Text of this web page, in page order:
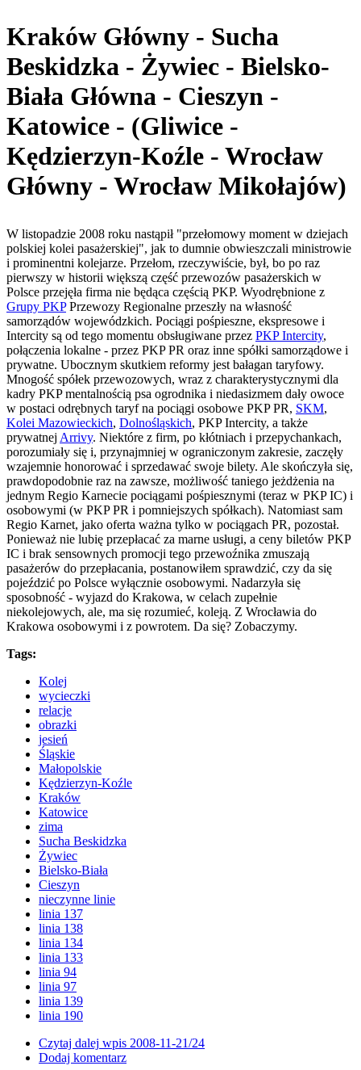
Kraków Główny - Sucha
Beskidzka - Żywiec - Bielsko-
Biała Główna - Cieszyn -
Katowice - (Gliwice -
Kędzierzyn-Koźle - Wrocław
Główny - Wrocław Mikołajów)
W listopadzie 2008 roku nastąpił "przełomowy moment w dziejach
polskiej kolei pasażerskiej", jak to dumnie obwieszczali ministrowie
i prominentni kolejarze. Przełom, rzeczywiście, był, bo po raz
pierwszy w historii większą część przewozów pasażerskich w
Polsce przejęła firma nie będąca częścią PKP. Wyodrębnione z
Grupy PKPPrzewozy Regionalne przeszły na własność
samorządów wojewódzkich. Pociągi pośpieszne, ekspresowe i
Intercity są od tego momentu obsługiwane przez PKP Intercity,
połączenia lokalne - przez PKP PR oraz inne spółki samorządowe i
prywatne. Ubocznym skutkiem reformy jest bałagan taryfowy.
Mnogość spółek przewozowych, wraz z charakterystycznymi dla
kadry PKP mentalnością psa ogrodnika i niedasizmem dały owoce
w postaci odrębnych taryf na pociągi osobowe PKP PR, SKM,
Kolei Mazowieckich, Dolnośląskich, PKP Intercity, a także
prywatnej Arrivy. Niektóre z firm, po kłótniach i przepychankach,
porozumiały się i, przynajmniej w ograniczonym zakresie, zaczęły
wzajemnie honorować i sprzedawać swoje bilety. Ale skończyła się,
prawdopodobnie raz na zawsze, możliwość taniego jeżdżenia na
jednym Regio Karnecie pociągami pośpiesznymi (teraz w PKP IC) i
osobowymi (w PKP PR i pomniejszych spółkach). Natomiast sam
Regio Karnet, jako oferta ważna tylko w pociągach PR, pozostał.
Ponieważ nie lubię przepłacać za marne usługi, a ceny biletów PKP
IC i brak sensownych promocji tego przewoźnika zmuszają
pasażerów do przepłacania, postanowiłem sprawdzić, czy da się
pojeździć po Polsce wyłącznie osobowymi. Nadarzyła się
sposobność - wyjazd do Krakowa, w celach zupełnie
niekolejowych, ale, ma się rozumieć, koleją. Z Wrocławia do
Krakowa osobowymi i z powrotem. Da się? Zobaczymy.
Tags:
Kolej
wycieczki
relacje
obrazki
jesień
Śląskie
Małopolskie
Kędzierzyn-Koźle
Kraków
Katowice
zima
Sucha Beskidzka
Żywiec
Bielsko-Biała
Cieszyn
nieczynne linie
linia 137
linia 138
linia 134
linia 133
linia 94
linia 97
linia 139
linia 190
Czytaj dalej wpis 2008-11-21/24
Dodaj komentarz